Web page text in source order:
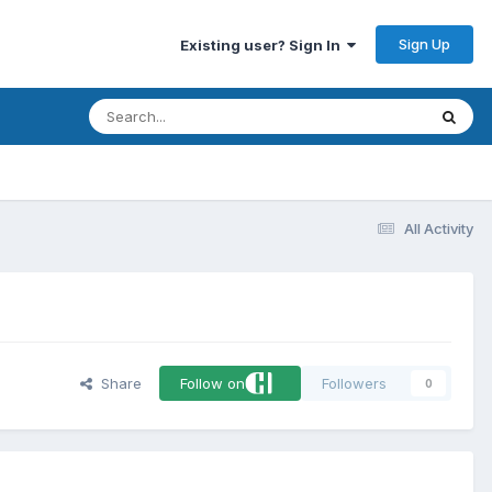
Existing user? Sign In Sign Up
All Activity
Share Follow on Followers 0